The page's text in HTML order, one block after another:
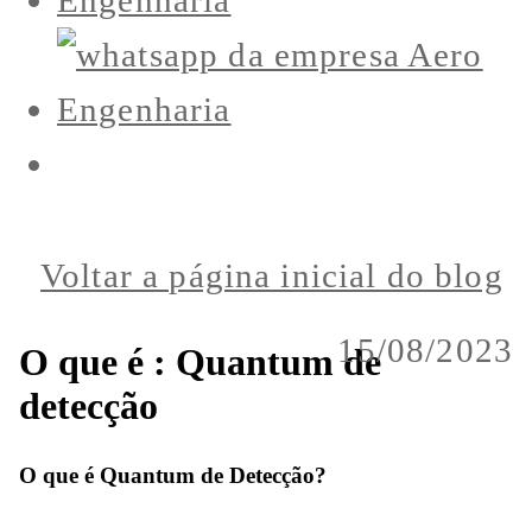
15/08/2023
Voltar a página inicial do blog
O que é : Quantum de
detecção
O que é Quantum de Detecção?